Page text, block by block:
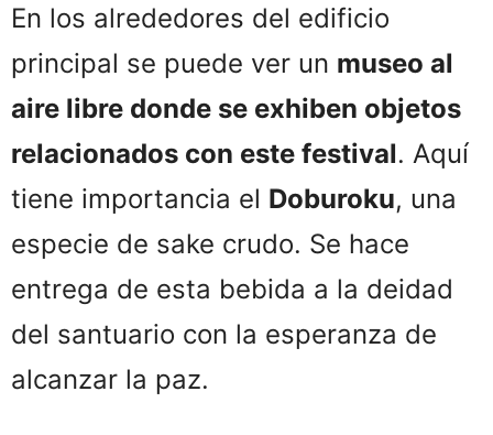
En los alrededores del edificio
principal se puede ver un museo al
aire libre donde se exhiben objetos
relacionados con este festival. Aquí
tiene importancia el Doburoku, una
especie de sake crudo. Se hace
entrega de esta bebida a la deidad
del santuario con la esperanza de
alcanzar la paz.